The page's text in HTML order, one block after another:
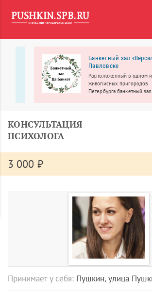
и
Банкетный зал
Павловске
Расположенный в одном
живописных пригородов
Петербурга банкетный зал
КОНСУЛЬТАЦИЯ
ПСИХОЛОГА
3 000 ₽
Принимает у себя: Пушкин, улица